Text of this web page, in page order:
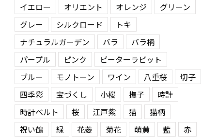
イエロー
オリエント オレンジ
グリーン
グレー
シルクロード
トキ
ナチュラルガーデン
バラ
バラ柄
パープル
ピンク
ピーターラビット
ブルー
モノトーン ワイン 八重桜
切子
四季彩
宝づくし 小桜 撫子
時計
時計ベルト
桜 江戸紫 猫
猫柄
祝い鶴
緑 花菱 菊花 萌黄 藍
赤